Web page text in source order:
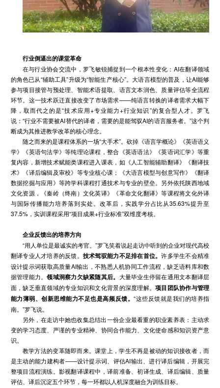
行业倒逼出的课堂革命
在与行业协会交流中，罗飞敏锐捕捉到一个根本性变化：AI在翻译领域
的角色已从“辅助工具”升级为“智能生产核心”。大语言模型的普及，让AI能够
参与项目接管与预处理、智能术语提取、语言文本润色、质量评估等全流程
环节。这一技术跃迁直接改变了市场需求——纯语言转换的译者需求大幅下
降，取而代之的是“技术应用+专业能力+行业知识”的复合型人才。罗飞
说：“行业不需要被AI替代的译者，需要的是能驾驭AI的语言服务者。”这个判
断成为其推进教学改革的核心理念。
随之而来的是课程体系的一场“大手术”。砍掉《语言学概论》《英语语义
学》《英语句法学》等纯理论课程，整合《英语语法》《英语词汇学》等重
复内容，新增技术赋能类课程进入课表，如《人工智能辅助翻译》《翻译技
术》《译后编辑及审校》等专业核心课；《大语言模型与创意写作》《翻译
数据挖掘与应用》等跨学科课程打通技术与专业的壁垒。另外依托陕西地域
文化资源，《秦岭（终南）文化英译》《革命文化翻译》等课程将文化外译
与国际传播能力培养落到实处。改革后，实践学分占比从35.63%提升至
37.5%，实训课程采用“项目成果+行业标准”双维度考核。
企业反馈出的培养方向
“用人单位是最诚实的考官。”罗飞笑着说起走访中听到的企业对现代高校
翻译专业人才培养的反馈。 技术驾驭能力不足排在首位。许多学生不会精准
设计提示词获取高质量AI输出，不熟悉人机协同工作流程，缺乏语料库和数
据管理能力。领域洞察力欠缺紧随其后。 大量毕业生停留在通用文本翻译层
面，缺乏垂直领域的专业知识和文化背景的深度理解。项目团队协作与管理
能力薄弱、创新思维能力不足也是高频反馈。“这些反馈就是我们的培养指
南。”罗飞说。
另外，在走访中她也收集总结出一份企业最看重的职业素养表：主动求
变的学习态度、严谨的专业精神、协同合作能力、文化使命感和知识资产意
识。
教学方法的变革随即而来。课堂上，学生不再是被动的知识接收者，而
是主动的能力建构者——设计提示词、评估AI输出、进行译后编辑，开展完
整项目流程演练。影视翻译课程中，译前准备、初译生成、译后编辑、质量
评估、译后沉淀五个环节，每一环都以人机深度融合为训练目标。